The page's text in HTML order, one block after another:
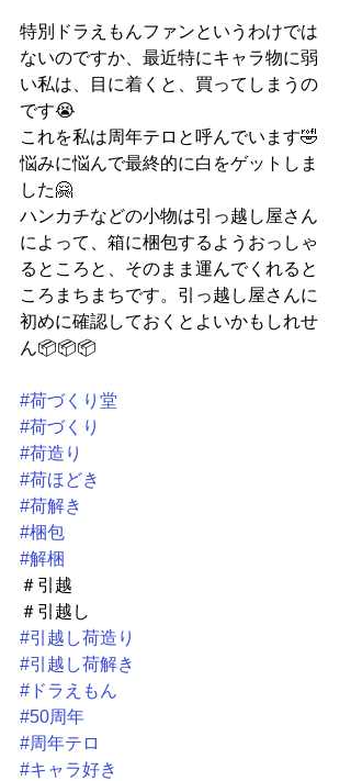
特別ドラえもんファンというわけでは
ないのですか、最近特にキャラ物に弱
い私は、目に着くと、買ってしまうの
です😭
これを私は周年テロと呼んでいます🤣
悩みに悩んで最終的に白をゲットしま
した🤗
ハンカチなどの小物は引っ越し屋さん
によって、箱に梱包するようおっしゃ
るところと、そのまま運んでくれると
ころまちまちです。引っ越し屋さんに
初めに確認しておくとよいかもしれせ
ん📦📦📦
#荷づくり堂
#荷づくり
#荷造り
#荷ほどき
#荷解き
#梱包
#解梱
＃引越
＃引越し
#引越し荷造り
#引越し荷解き
#ドラえもん
#50周年
#周年テロ
#キャラ好き